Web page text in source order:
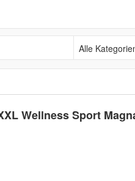
Alle Kategorien
Wellness Sport